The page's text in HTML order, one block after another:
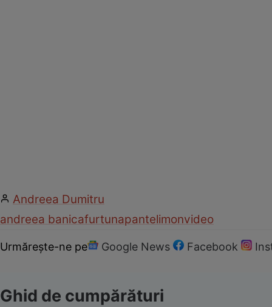
Andreea Dumitru
andreea banicafurtunapantelimonvideo
Urmărește-ne pe Google News Facebook
Ghid de cumpărături